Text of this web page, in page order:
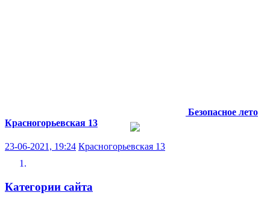
Безопасное лето
Красногорьевская 13
23-06-2021, 19:24 Красногорьевская 13
Категории сайта